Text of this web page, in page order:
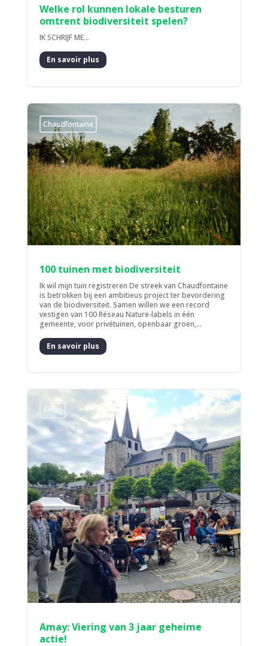
Welke rol kunnen lokale besturen
omtrent biodiversiteit spelen?
IK SCHRIJF ME...
En savoir plus
Chaudfontaine
100 tuinen met biodiversiteit
Ik wil mijn tuin registreren De streek van Chaudfontaine
is betrokken bij een ambitieus project ter bevordering
van de biodiversiteit. Samen willen we een record
vestigen van 100 Réseau Nature-labels in één
gemeente, voor privétuinen, openbaar groen,...
En savoir plus
Amay
Amay: Viering van 3 jaar geheime
actie!